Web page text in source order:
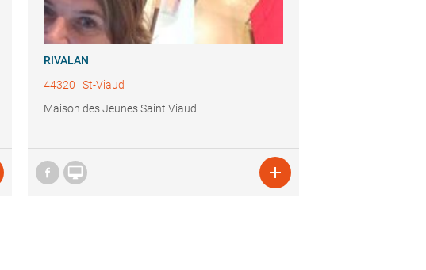
RIVALAN
44320 |St-Viaud
Maison des Jeunes Saint Viaud
 